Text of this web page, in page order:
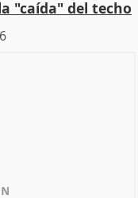
"caída" del techo